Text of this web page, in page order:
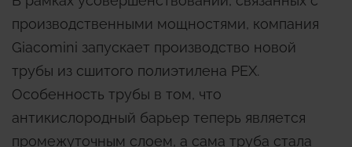
производственными мощностями, компания
Giacomini запускает производство новой
трубы из сшитого полиэтилена PEX.
Особенность трубы в том, что
антикислородный барьер теперь является
промежуточным слоем, а сама труба стала